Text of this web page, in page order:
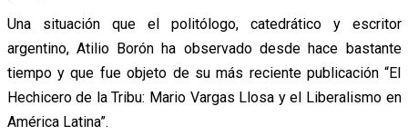
Una situación que el politólogo, catedrático y escritor
argentino, Atilio Borón ha observado desde hace bastante
tiempo y que fue objeto de su más reciente publicación “El
Hechicero de la Tribu: Mario Vargas Llosa y el Liberalismo en
América Latina”.